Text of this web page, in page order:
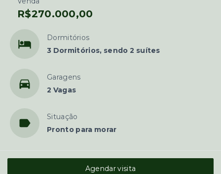
R$270.000,00
Dormitórios
3 Dormitórios, sendo 2 suítes
Garagens
2 Vagas
Situação
Pronto para morar
Agendar visita